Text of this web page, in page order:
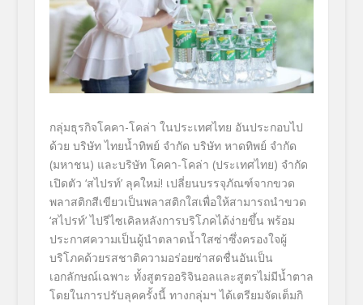
กลุ่มธุรกิจโคคา-โคล่า ในประเทศไทย อันประกอบไป
ด้วย บริษัท ไทยน้ำทิพย์ จำกัด บริษัท หาดทิพย์ จำกัด
(มหาชน) และบริษัท โคคา-โคล่า (ประเทศไทย) จำกัด
เปิดตัว ‘สไปรท์’ลุคใหม่! เปลี่ยนบรรจุภัณฑ์จากขวด
พลาสติกสีเขียวเป็นพลาสติกใสเพื่อให้สามารถนำขวด
‘สไปรท์’ไปรีไซเคิลหลังการบริโภคได้ง่ายขึ้น พร้อม
ประกาศความเป็นผู้นำตลาดน้ำใสซ่าซึ่งครองใจผู้
บริโภคด้วยรสชาติความอร่อยซ่าสดชื่นอันเป็น
เอกลักษณ์เฉพาะ ทั้งสูตรออริจินอลและสูตรไม่มีน้ำตาล
โดยในการปรับลุคครั้งนี้ ทางกลุ่มฯ ได้เตรียมจัดเต็มกิ